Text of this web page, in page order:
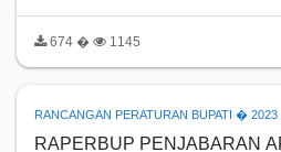
674 � 1145
RANCANGAN PERATURAN BUPATI � 2023
RAPERBUP PENJABARAN